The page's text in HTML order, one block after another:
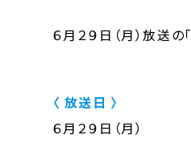
６月２９日（月）放送の「
〈 放送日 〉
６月２９日（月）